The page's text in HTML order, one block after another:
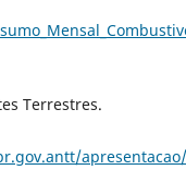
Terrestres.